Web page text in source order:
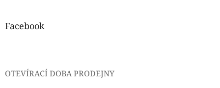
Facebook
OTEVÍRACÍ DOBA PRODEJNY